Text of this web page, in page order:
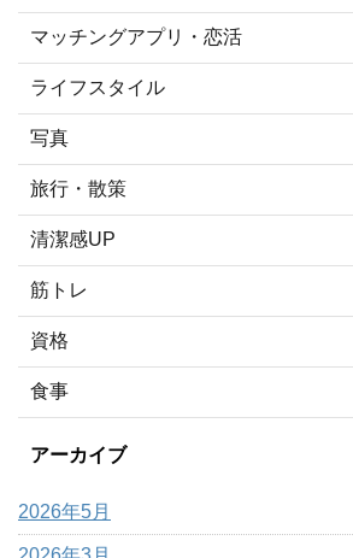
マッチングアプリ・恋活
ライフスタイル
写真
旅行・散策
清潔感UP
筋トレ
資格
食事
アーカイブ
2026年5月